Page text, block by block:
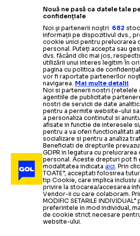
Nouă ne pasă ca datele tale
confidențiale
Noi și partenerii noștri 682
informații pe dispozitivul dvs.,
cookie unici pentru prelucrarea
personal. Puteți accepta sau
dvs. făcând clic mai jos,
utilizării unui interes legitim în
pagina cu politica de
vor fi raportate partenerilor
navigarea. Mai multe detalii
Noi si partenerii nostri (retelele
agentiile de publicitate
nostri de servicii de date
pentru a permite website-ului
a personaliza continutul si
afisate in functie de interesele
pentru a va oferi functionalitati
socializare si pentru a analiza
Beneficiati de drepturile
GDPR in legatura cu
personal. Aceste drepturi pot fi
modalitatea indicataaici. Prin
TOATE”, acceptati folosirea
tip Cookie, care implica inclusiv
privire la stocarea/accesarea
Vendor-ii cu care colaboram.
MODIFIC SETARILE
preferintele in mod individual,
de cookie strict necesare
website-ului.